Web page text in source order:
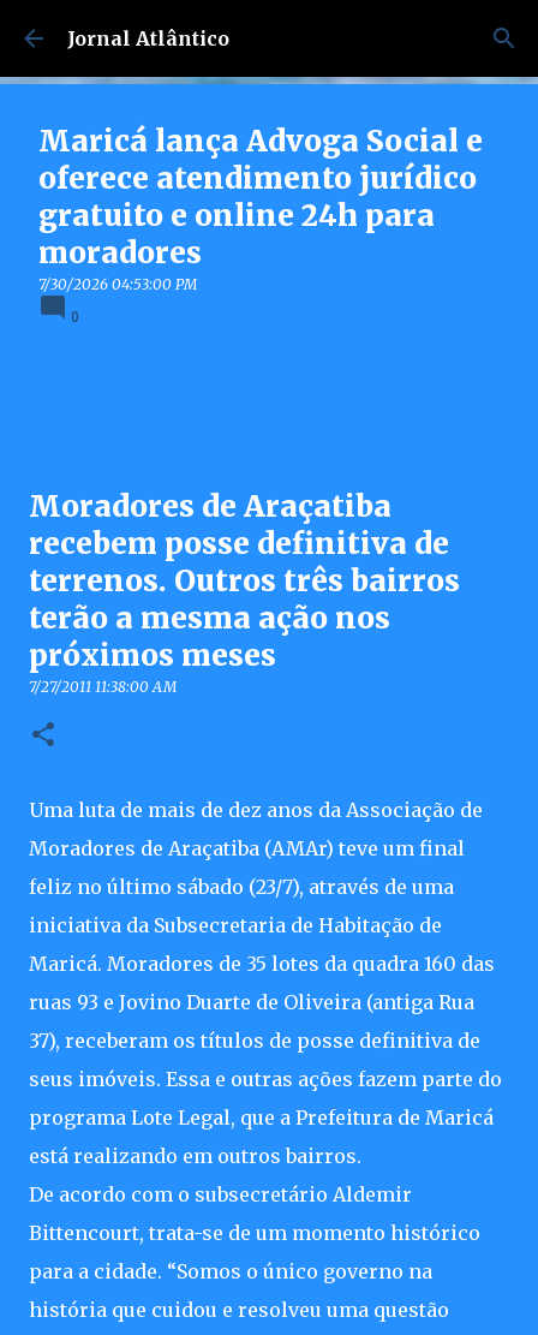
Pular para o conteúdo principal
Jornal Atlântico
Maricá lança Advoga Social e
oferece atendimento jurídico
gratuito e online 24h para
moradores
7/30/2026 04:53:00 PM
0
Moradores de Araçatiba
recebem posse definitiva de
terrenos. Outros três bairros
terão a mesma ação nos
próximos meses
7/27/2011 11:38:00 AM
Uma luta de mais de dez anos da Associação de
Moradores de Araçatiba (AMAr) teve um final
feliz no último sábado (23/7), através de uma
iniciativa da Subsecretaria de Habitação de
Maricá. Moradores de 35 lotes da quadra 160 das
ruas 93 e Jovino Duarte de Oliveira (antiga Rua
37), receberam os títulos de posse definitiva de
seus imóveis. Essa e outras ações fazem parte do
programa Lote Legal, que a Prefeitura de Maricá
está realizando em outros bairros.
De acordo com o subsecretário Aldemir
Bittencourt, trata-se de um momento histórico
para a cidade. “Somos o único governo na
história que cuidou e resolveu uma questão